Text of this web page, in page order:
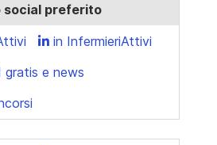
social preferito
in InfermieriAttivi
gratis e news